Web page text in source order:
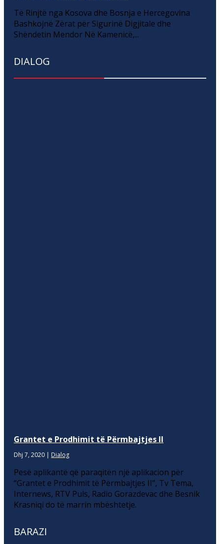
Të Rinjtë nga Kosova dhe Bosnja e Hercegovina
Bashkojnë Zërat për Sigurinë Digjitale dhe
Shëndetin Mendor Në Kamenicë,...
DIALOG
Grantet e Prodhimit të Përmbajtjes II
Dhj 7, 2020 | Dialog
Pesë aplikantë që paraqitën një aplikacion për
“Grantet e Prodhimit të Përmbajtjes II”, Tv Tema,
Internews, RTV Puls, Radio Gorazdevac dhe Besnik
Krasniqi do të marrin mbështetje.
BARAZI